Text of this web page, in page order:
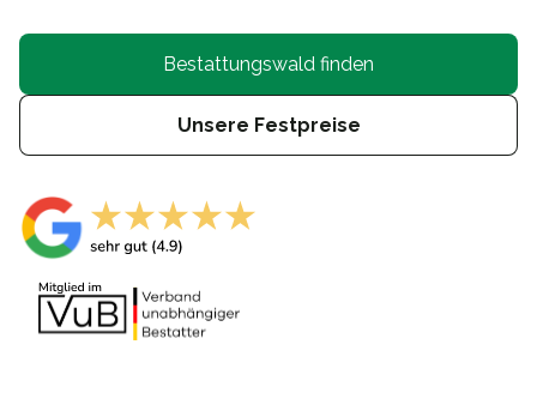
Bestattungswald finden
Unsere Festpreise